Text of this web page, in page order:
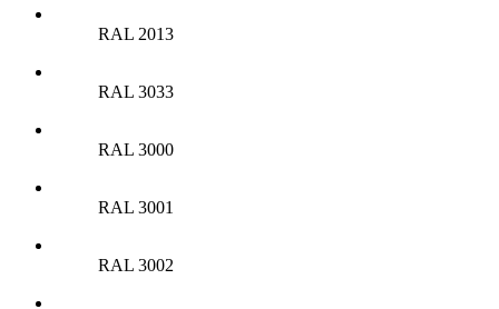
RAL 2013
RAL 3033
RAL 3000
RAL 3001
RAL 3002